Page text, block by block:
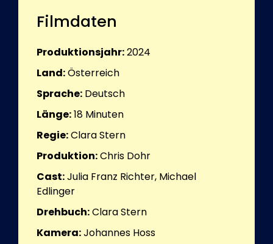
Filmdaten
Produktionsjahr:2024
Land:Österreich
Sprache: Deutsch
Länge:18 Minuten
Regie:Clara Stern
Produktion:Chris Dohr
Cast:Julia Franz Richter, Michael
Edlinger
Drehbuch:Clara Stern
Kamera:Johannes Hoss